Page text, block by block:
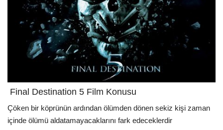
Final Destination 5 Film Konusu
Çöken bir köprünün ardından ölümden dönen sekiz kişi zaman
içinde ölümü aldatamayacaklarını fark edeceklerdir